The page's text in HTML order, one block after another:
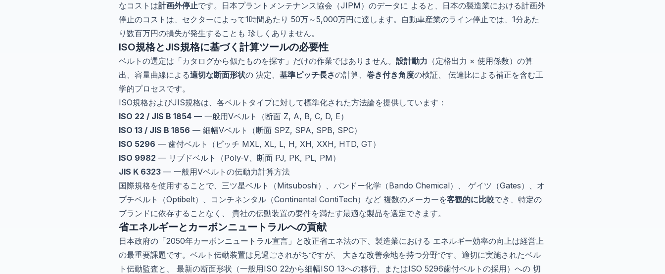
なコストは計画外停止です。日本プラントメンテナンス協会（JIPM）のデータに よると、日本の製造業における計画外
停止のコストは、セクターによって1時間あたり 50万～5,000万円に達します。自動車産業のライン停止では、1分あた
り数百万円の損失が発生することも 珍しくありません。
ISO規格とJIS規格に基づく計算ツールの必要性
ベルトの選定は「カタログから似たものを探す」だけの作業ではありません。 設計動力 （定格出力 × 使用係数）の算
出、容量曲線による適切な断面形状の 決定、 基準ピッチ長さの計算、 巻き付き角度の検証、 伝達比による補正を含む工
学的プロセスです。
ISO規格およびJIS規格は、各ベルトタイプに対して標準化された方法論を提供しています：
ISO 22 / JIS B 1854 — 一般用Vベルト（断面 Z, A, B, C, D, E）
ISO 13 / JIS B 1856 — 細幅Vベルト（断面 SPZ, SPA, SPB, SPC）
ISO 5296 — 歯付ベルト（ピッチ MXL, XL, L, H, XH, XXH, HTD, GT）
ISO 9982 — リブドベルト（Poly-V、断面 PJ, PK, PL, PM）
JIS K 6323 — 一般用Vベルトの伝動力計算方法
国際規格を使用することで、三ツ星ベルト（Mitsuboshi）、バンドー化学（Bando Chemical）、 ゲイツ（Gates）、オ
プチベルト（Optibelt）、コンチネンタル（Continental ContiTech）など 複数のメーカーを客観的に比較でき、特定の
ブランドに依存することなく、 貴社の伝動装置の要件を満たす最適な製品を選定できます。
省エネルギーとカーボンニュートラルへの貢献
日本政府の「2050年カーボンニュートラル宣言」と改正省エネ法の下、製造業における エネルギー効率の向上は経営上
の最重要課題です。ベルト伝動装置は見過ごされがちですが、 大きな改善余地を持つ分野です。適切に実施されたベル
ト伝動監査と、 最新の断面形状（一般用ISO 22から細幅ISO 13への移行、またはISO 5296歯付ベルトの採用）への 切